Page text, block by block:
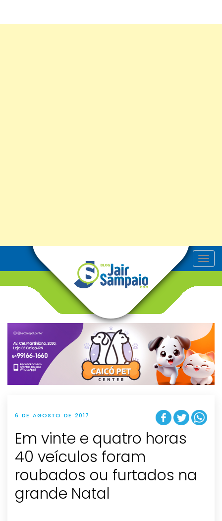
T
o
v
g
t
i
o
n
6 DE AGOSTO DE 2017
Em vinte e quatro horas
40 veículos foram
roubados ou furtados na
grande Natal